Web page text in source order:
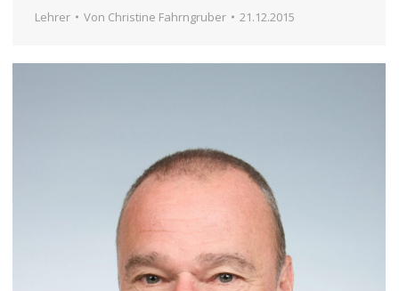
Lehrer Von Christine Fahrngruber 21.12.2015